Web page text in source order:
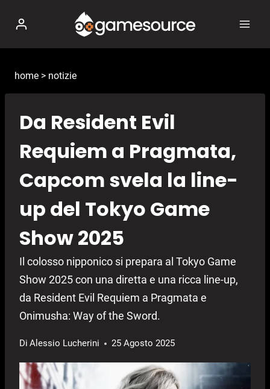
contenuto
home > notizie
Da Resident Evil
Requiem a Pragmata,
Capcom svela la line-
up del Tokyo Game
Show 2025
Il colosso nipponico si prepara al Tokyo Game
Show 2025 con una diretta e una ricca line-up,
da Resident Evil Requiem a Pragmata e
Onimusha: Way of the Sword.
Di Alessio Lucherini 25 Agosto 2025